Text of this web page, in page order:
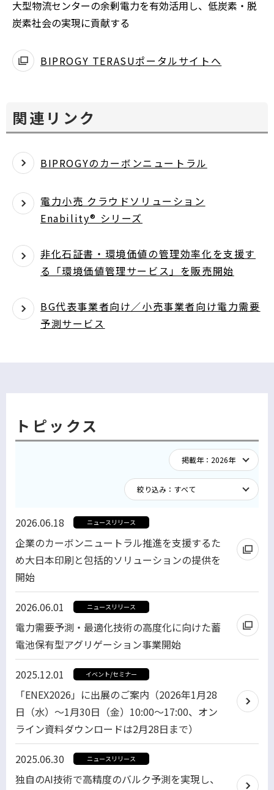
大型物流センターの余剰電力を有効活用し、低炭素・脱
炭素社会の実現に貢献する
BIPROGY TERASUポータルサイトへ
関連リンク
BIPROGYのカーボンニュートラル
電力小売 クラウドソリューション
Enability® シリーズ
非化石証書・環境価値の管理効率化を支援す
る「環境価値管理サービス」を販売開始
BG代表事業者向け／小売事業者向け電力需要
予測サービス
トピックス
2026.06.18 ニュースリリース
企業のカーボンニュートラル推進を支援するた
め大日本印刷と包括的ソリューションの提供を
開始
別
ウ
ィ
ン
ド
ウ
で
開
く
2026.06.01 ニュースリリース
電力需要予測・最適化技術の高度化に向けた蓄
電池保有型アグリゲーション事業開始
別
ウ
ィ
ン
ド
ウ
で
開
2025.12.01 イベント/セミナー
「ENEX2026」に出展のご案内（2026年1月28
日（水）～1月30日（金）10:00～17:00、オン
ライン資料ダウンロードは2月28日まで）
2025.06.30 ニュースリリース
独自のAI技術で高精度のバルク予測を実現し、